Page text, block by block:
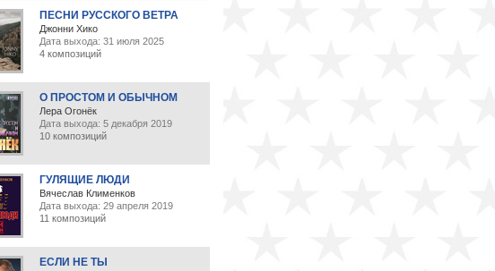
ПЕСНИ РУССКОГО ВЕТРА
Джонни Хико
Дата выхода: 31 июля 2025
4 композиций
О ПРОСТОМ И ОБЫЧНОМ
Лера Огонёк
Дата выхода: 5 декабря 2019
10 композиций
ГУЛЯЩИЕ ЛЮДИ
Вячеслав Клименков
Дата выхода: 29 апреля 2019
11 композиций
ЕСЛИ НЕ ТЫ